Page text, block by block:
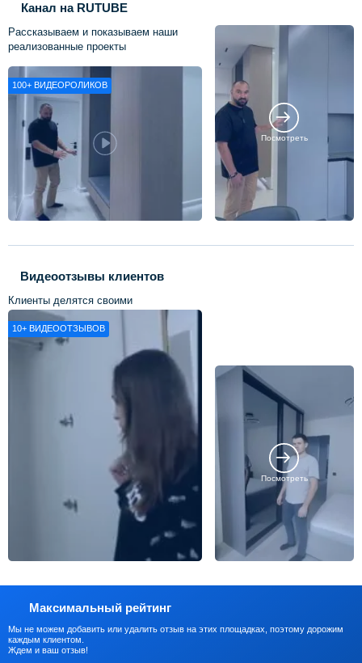
Канал на RUTUBE
Рассказываем и показываем наши
реализованные проекты
100+ ВИДЕОРОЛИКОВ
Посмотреть
Видеоотзывы клиентов
Клиенты делятся своими
впечатлениями о нашей работе
10+ ВИДЕООТЗЫВОВ
Посмотреть
Максимальный рейтинг
Мы не можем добавить или удалить отзыв на этих площадках, поэтому дорожим
каждым клиентом.
Ждем и ваш отзыв!